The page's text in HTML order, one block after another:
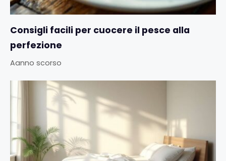
Consigli facili per cuocere il pesce alla
perfezione
Aanno scorso